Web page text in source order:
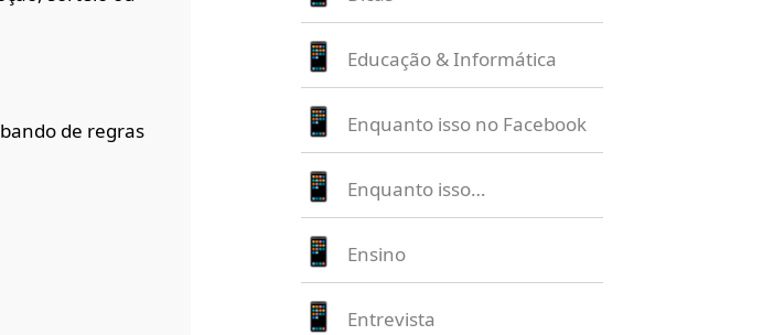
de regras
Educação & Informática
Enquanto isso no Facebook
Enquanto isso…
Ensino
Entrevista